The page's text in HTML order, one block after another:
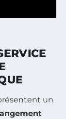
un